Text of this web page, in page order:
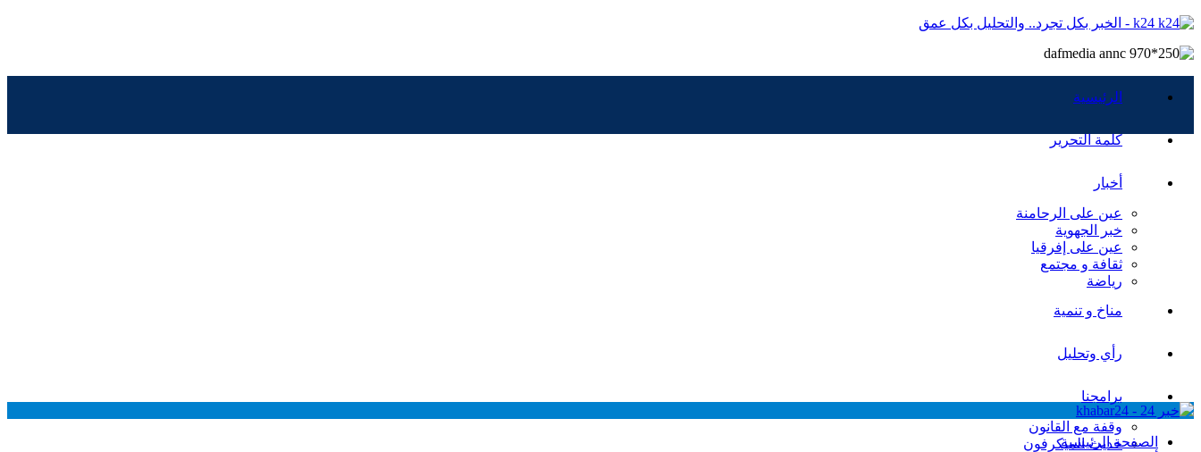
k24 - الخبر بكل تجرد.. والتحليل بكل عمق
الرئيسية
كلمة التحرير
أخبار
عين على الرحامنة
خبر الجهوية
عين على إفرقيا
ثقافة و مجتمع
رياضة
مناخ و تنمية
رأي وتحليل
برامجنا
وقفة مع القانون
حديث الميكرفون
الصفحة الرئيسية